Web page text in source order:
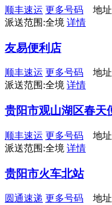
顺丰速运 更多号码 地址
派送范围:全境 详情
友易便利店
顺丰速运 更多号码 地址
派送范围:全境 详情
贵阳市观山湖区春天
顺丰速运 更多号码 地址
派送范围:全境 详情
贵阳市火车北站
圆通速递 更多号码 地址